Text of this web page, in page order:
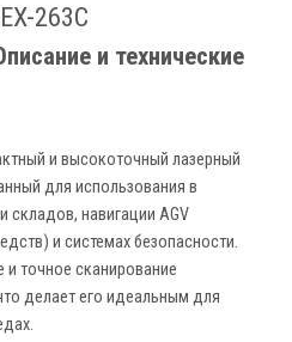
263C
и технические
и высокоточный лазерный
для использования в
складов, навигации AGV
и системах безопасности.
точное сканирование
делает его идеальным для